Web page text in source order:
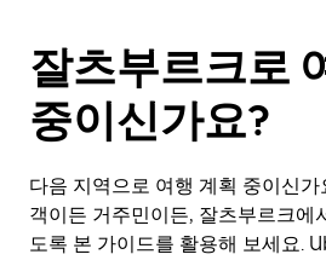
잘츠부르크로
중이신가요?
다음 지역으로 여행 계획 중이신가
객이든 거주민이든, 잘츠부르크에
도록 본 가이드를 활용해 보세요.